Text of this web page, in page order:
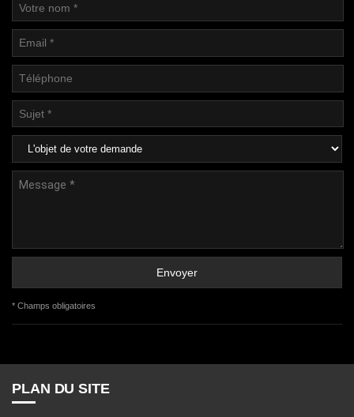
* Champs obligatoires
PLAN DU SITE